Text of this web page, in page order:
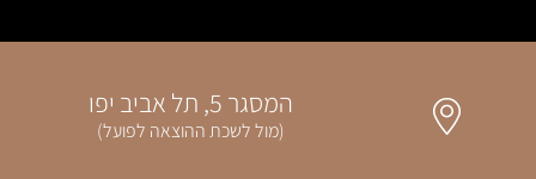
המסגר 5, תל אביב יפו
(מול לשכת ההוצאה לפועל)